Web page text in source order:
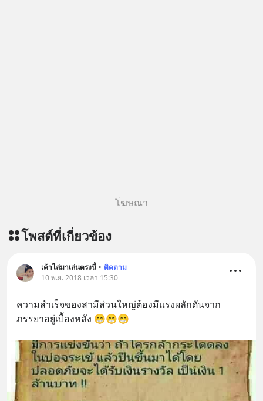
โฆษณา
โพสต์ที่เกี่ยวข้อง
เค้าไล่มาเล่นตรงนี้ • ติดตาม
10 พ.ย. 2018 เวลา 15:30
ความสำเร็จของสามีส่วนใหญ่ต้องมีแรงผลักดันจาก
ภรรยาอยู่เบื้องหลัง 😁😁😁